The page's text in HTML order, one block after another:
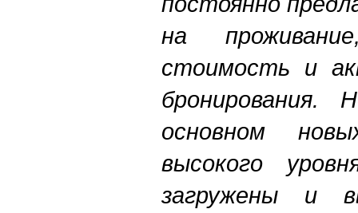
на
стоимость и
основном
высокого
загружены и